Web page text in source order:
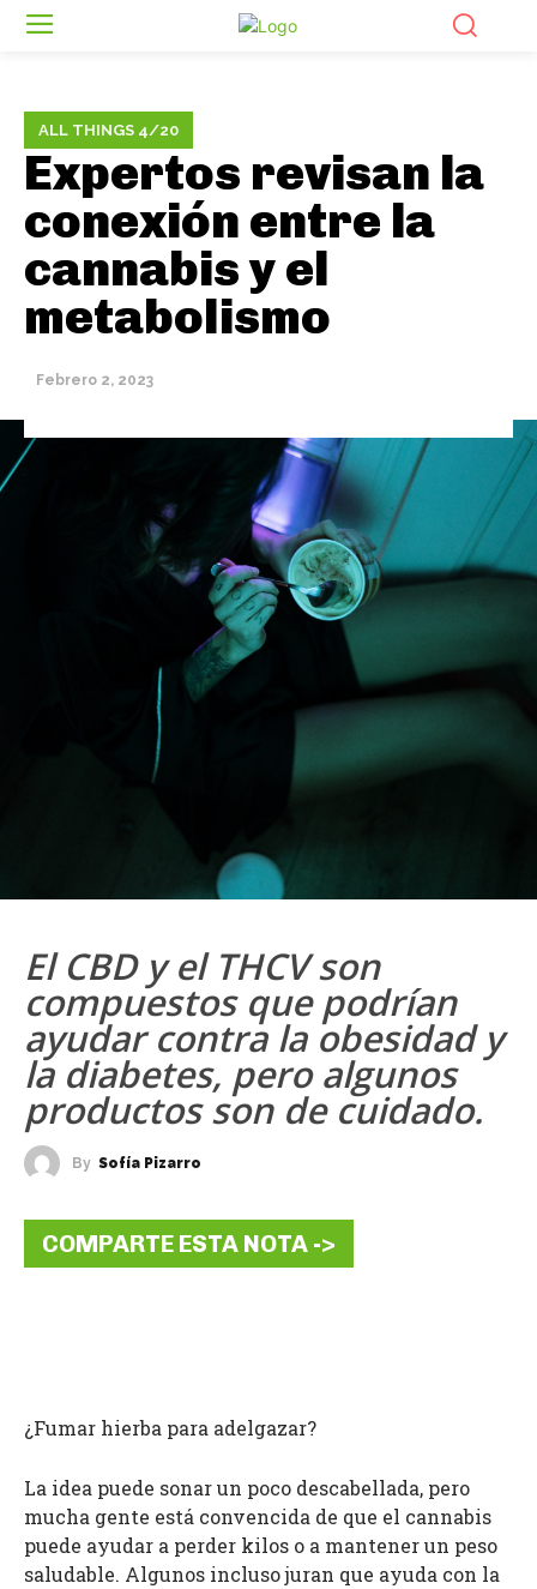
ALL THINGS 4/20
Expertos revisan la
conexión entre la
cannabis y el
metabolismo
Febrero 2, 2023
El CBD y el THCV son
compuestos que podrían
ayudar contra la obesidad y
la diabetes, pero algunos
productos son de cuidado.
By Sofía Pizarro
COMPARTE ESTA NOTA ->
¿Fumar hierba para adelgazar?
La idea puede sonar un poco descabellada, pero
mucha gente está convencida de que el cannabis
puede ayudar a perder kilos o a mantener un peso
saludable. Algunos incluso juran que ayuda con la